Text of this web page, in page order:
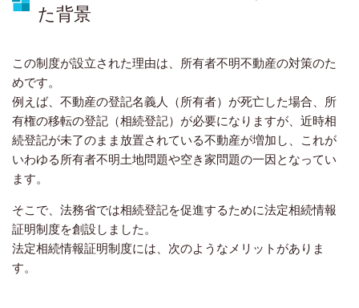
た背景
この制度が設立された理由は、所有者不明不動産の対策のた
めです。
例えば、不動産の登記名義人（所有者）が死亡した場合、所
有権の移転の登記（相続登記）が必要になりますが、近時相
続登記が未了のまま放置されている不動産が増加し、これが
いわゆる所有者不明土地問題や空き家問題の一因となってい
ます。
そこで、法務省では相続登記を促進するために法定相続情報
証明制度を創設しました。
法定相続情報証明制度には、次のようなメリットがありま
す。